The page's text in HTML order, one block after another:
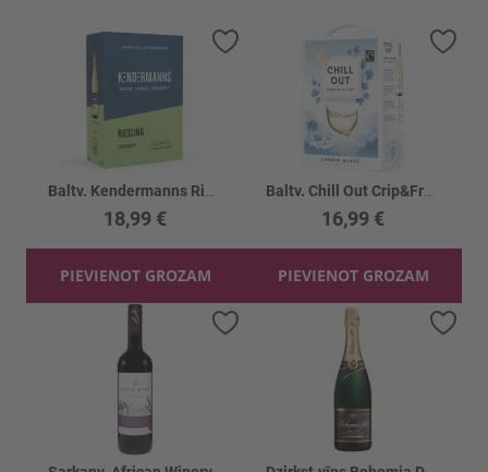
18,99 €
PIEVIENOT GROZAM
Pievienot vēlmju sarakstam
16,99 €
PIEVIENOT GROZAM
Pievienot vēlmju sarakstam